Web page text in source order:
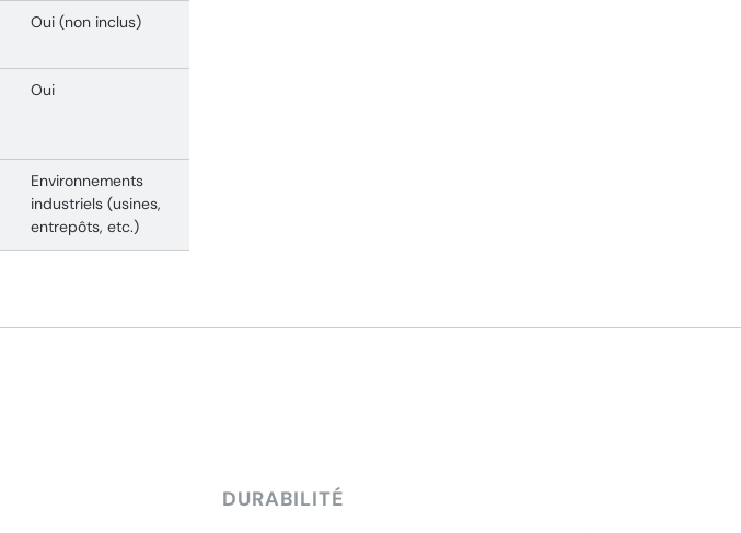
Oui (non inclus)
Oui
Environnements
industriels (usines,
entrepôts, etc.)
DURABILITÉ